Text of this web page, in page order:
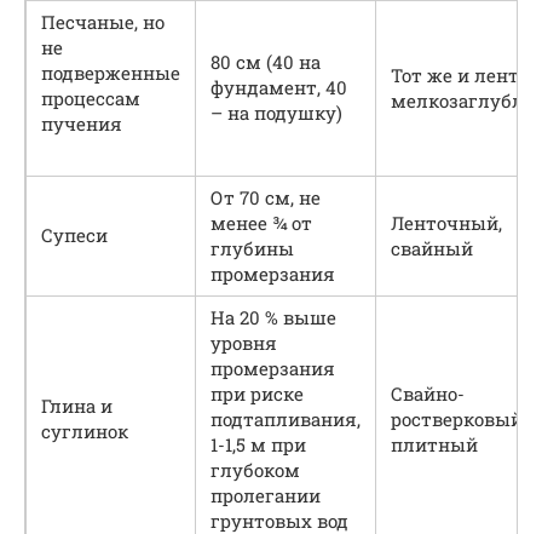
Песчаные, но
не
подверженные
процессам
пучения
80 см (40 на
фундамент, 40
– на подушку)
Тот же и
Супеси
От 70 см, не
менее ¾ от
глубины
промерзания
Ленточный,
свайный
Глина и
суглинок
На 20 % выше
уровня
промерзания
при риске
подтапливания,
1-1,5 м при
глубоком
пролегании
грунтовых вод
Свайно-
ростверковый
плитный